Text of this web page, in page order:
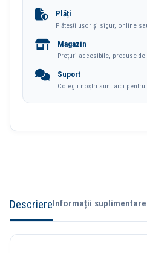
Efortless
Deli
Plăți
Plătești ușor și sigur, online
Magazin
Prețuri accesibile, produse de
Suport
Colegii noștri sunt aici pentru
DescriereInformații suplimentare